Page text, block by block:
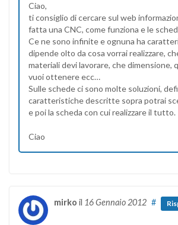
Ciao,
ti consiglio di cercare sul web
fatta una CNC, come funziona e le
Ce ne sono infinite e ognuna ha
dipende olto da cosa vorrai realizzare,
materiali devi lavorare, che dimensione,
vuoi ottenere ecc…
Sulle schede ci sono molte soluzioni,
caratteristiche descritte sopra potrai
e poi la scheda con cui realizzare il tutto.
Ciao
mirko il 16 Gennaio 2012 #